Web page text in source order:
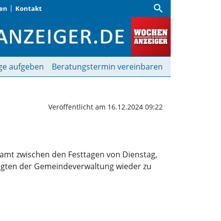
Kontakt search
aufgeben Beratungstermin vereinbaren
Veröffentlicht am 16.12.2024 09:22
zwischen den Festtagen von Dienstag,
der Gemeindeverwaltung wieder zu